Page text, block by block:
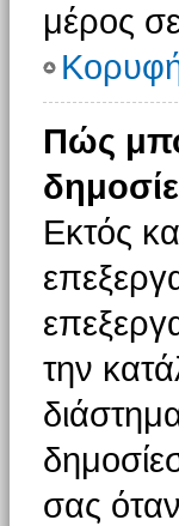
μέρος
Πώς
Εκτός
την
σας